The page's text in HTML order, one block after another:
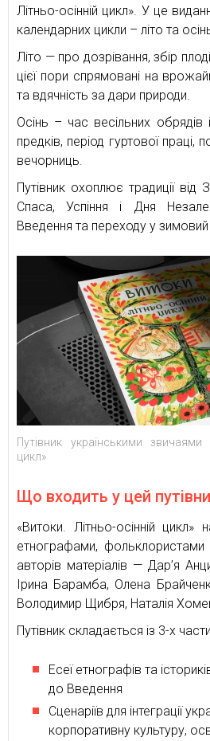
Літньо-осінній цикл». У це
календарних цикли – літо та
Літо — про дозрівання, збір
цієї пори спрямовані на
та вдячність за дари природи.
Осінь – час весільних обрядів
предків, період гуртової праці,
вечорниць.
Путівник охоплює традиції від
Спаса, Успіння і Дня
Введення та переходу у зимовий
Путівник українськими звичаями
цикл»
Що входить у цей
«Витоки. Літньо-осінній
етнографами, фольклористами
авторів матеріалів — Дар’я
Ірина Барамба, Олена
Володимир Щибря, Наталія
Путівник складається із 3-х
Есеї етнографів та
до Введення
Сценаріїв для інтеграції
корпоративну культуру,